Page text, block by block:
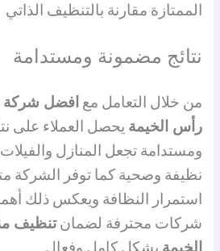
الممتازة مقارنة بالتنظيف الذاتي
نتائج مضمونة ومستدامة
من خلال التعامل مع افضل شركة
رأس الخيمة يحصل العملاء على
ومستدامة تجعل المنازل
نظيفة وصحية كما توفر الشركة
استمرار النظافة ويعكس ذلك
شركات محترفة لضمانتنظيف